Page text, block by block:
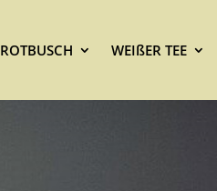
ROTBUSCH WEIßER TEE